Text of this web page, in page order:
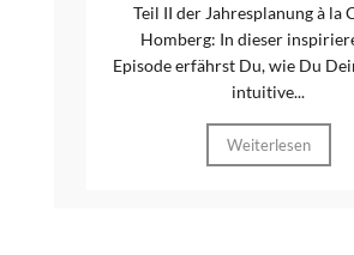
Teil II der Jahresplanung à la
Homberg: In dieser
Episode erfährst Du, wie Du
intuitive...
Weiterlesen